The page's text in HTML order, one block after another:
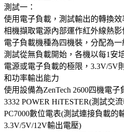
測試一：
使用電子負載，測試輸出的轉換
相機擷取電源內部運作紅外線熱影
電子負載機種為四機裝，分配為
測試從無負載開始，各機以每1安
電源或電子負載的極限，3.3V/5V
和功率輸出能力
使用設備為ZenTech 2600四機電
3332 POWER HiTESTER(測試交
PC7000數位電表(測試連接負載的
3.3V/5V/12V輸出電壓)